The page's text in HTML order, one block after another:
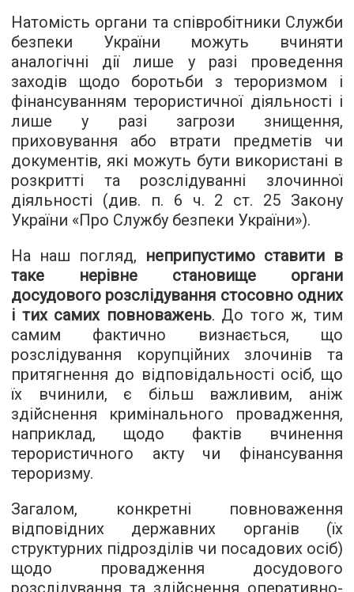
Натомість органи та співробітники Служби
безпеки України можуть вчиняти
аналогічні дії лише у разі проведення
заходів щодо боротьби з тероризмом і
фінансуванням терористичної діяльності і
лише у разі загрози знищення,
приховування або втрати предметів чи
документів, які можуть бути використані в
розкритті та розслідуванні злочинної
діяльності (див. п. 6 ч. 2 ст. 25 Закону
України «Про Службу безпеки України»).
На наш погляд, неприпустимо ставити в
таке нерівне становище органи
досудового розслідування стосовно одних
і тих самих повноважень. До того ж, тим
самим фактично визнається, що
розслідування корупційних злочинів та
притягнення до відповідальності осіб, що
їх вчинили, є більш важливим, аніж
здійснення кримінального провадження,
наприклад, щодо фактів вчинення
терористичного акту чи фінансування
тероризму.
Загалом, конкретні повноваження
відповідних державних органів (їх
структурних підрозділів чи посадових осіб)
щодо провадження досудового
розслідування та здійснення оперативно-